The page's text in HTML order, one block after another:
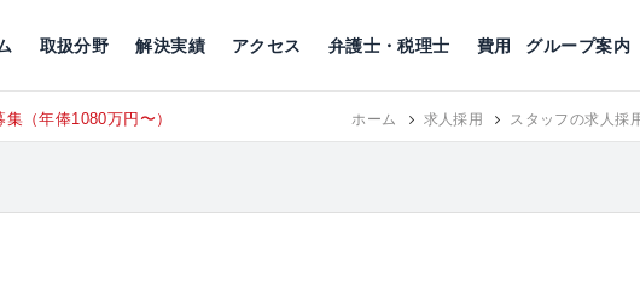
取扱分野 解決実績 アクセス 弁護士・税理士 費用 グループ案内
（年俸1080万円〜） RECRUIT 東京にて、相談予約スタ
ホーム 求人採用 スタッフの求人採